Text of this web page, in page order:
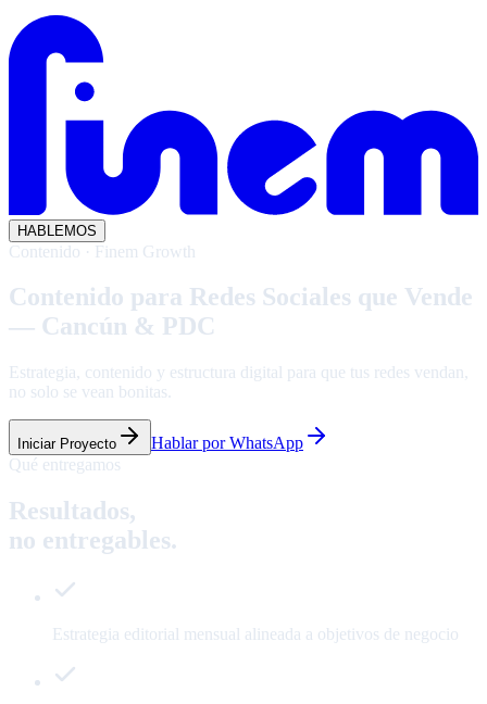
HABLEMOS
Contenido · Finem Growth
Contenido para Redes Sociales que Vende
— Cancún & PDC
Estrategia, contenido y estructura digital para que tus redes vendan,
no solo se vean bonitas.
Iniciar Proyecto
Hablar por WhatsApp
Qué entregamos
Resultados,
no entregables.
Estrategia editorial mensual alineada a objetivos de negocio